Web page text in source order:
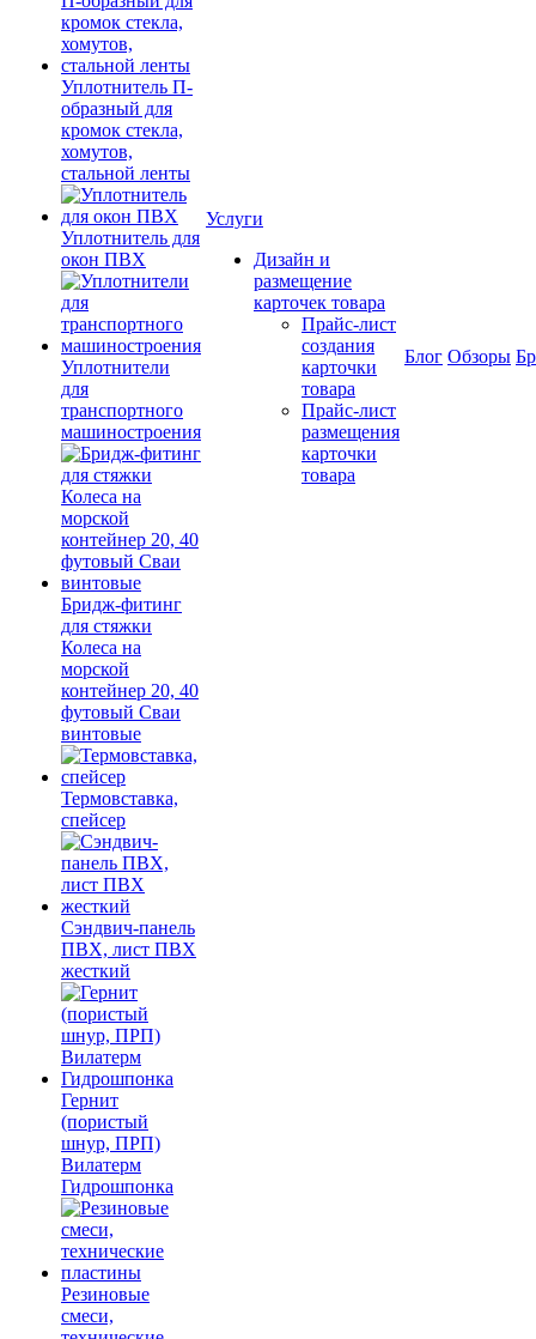
Уплотнитель П-
образный для
кромок стекла,
хомутов,
стальной ленты
Уплотнитель для
окон ПВХ
Уплотнители
для
транспортного
машиностроения
Бридж-фитинг
для стяжки
Колеса на
морской
контейнер 20, 40
футовый Сваи
винтовые
Термовставка,
спейсер
Сэндвич-панель
ПВХ, лист ПВХ
жесткий
Гернит
(пористый
шнур, ПРП)
Вилатерм
Гидрошпонка
Резиновые
смеси,
Услуги
Дизайн и
размещение
карточек товара
Прайс-лист
создания
карточки
товара
Прайс-лист
размещения
карточки
товара
Блог Обзоры